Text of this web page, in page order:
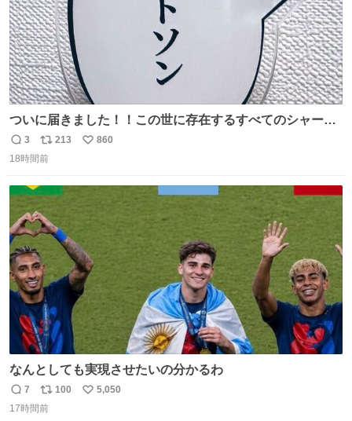
ついに届きました！！この世に存在するすべてのシャーロ
ック・ホームズに「ワトソン」と喋ってもらうためのアク
スタです！！！
返
信
3
リ
ポ
ト
数
213
い
860
18時間前
なんとしても実現させたいの分かるわ
返
信
7
リ
ポ
100
い
5,050
17時間前